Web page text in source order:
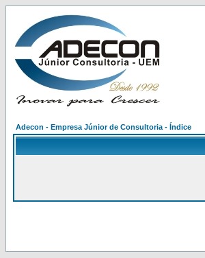
Adecon - Empresa Júnior de Consultoria - Índice